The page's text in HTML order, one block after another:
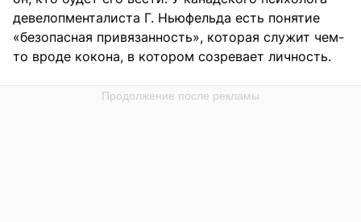
девелопменталиста Г. Ньюфельда есть понятие
«безопасная привязанность», которая служит чем-
то вроде кокона, в котором созревает личность.